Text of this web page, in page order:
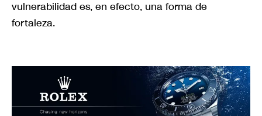
vulnerabilidad es, en efecto, una forma de
fortaleza.